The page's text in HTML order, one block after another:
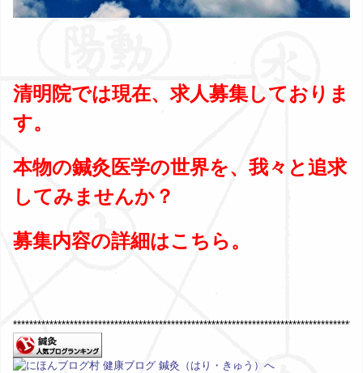
清明院では現在、求人募集しておりま
す。
本物の鍼灸医学の世界を、我々と追求
してみませんか？
募集内容の詳細はこちら。